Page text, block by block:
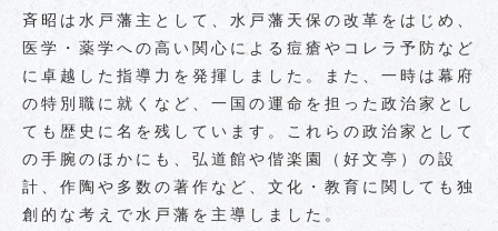
斉昭は水戸藩主として、水戸藩天保の改革をはじめ、
医学・薬学への高い関心による痘瘡やコレラ予防など
に卓越した指導力を発揮しました。また、一時は幕府
の特別職に就くなど、一国の運命を担った政治家とし
ても歴史に名を残しています。これらの政治家として
の手腕のほかにも、弘道館や偕楽園（好文亭）の設
計、作陶や多数の著作など、文化・教育に関しても独
創的な考えで水戸藩を主導しました。